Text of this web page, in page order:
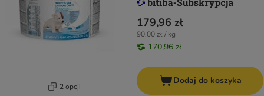
2 opcji
179,96 zł
90,00 zł / kg
170,96 zł
Dodaj do koszyka